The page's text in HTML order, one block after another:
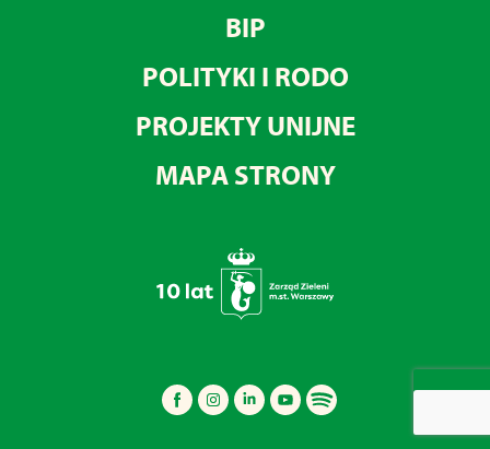
BIP
POLITYKI I RODO
PROJEKTY UNIJNE
MAPA STRONY